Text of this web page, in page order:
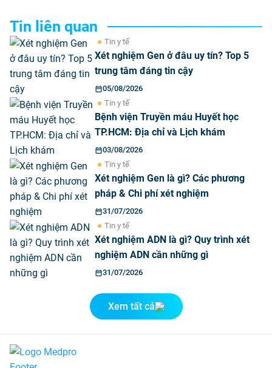
Tin liên quan
Tin y tế
Xét nghiệm Gen ở đâu uy tín? Top 5
trung tâm đáng tin cậy
05/08/2026
Tin y tế
Bệnh viện Truyền máu Huyết học
TP.HCM: Địa chỉ và Lịch khám
03/08/2026
Tin y tế
Xét nghiệm Gen là gì? Các phương
pháp & Chi phí xét nghiệm
31/07/2026
Tin y tế
Xét nghiệm ADN là gì? Quy trình xét
nghiệm ADN cần những gì
31/07/2026
Xem tất cả